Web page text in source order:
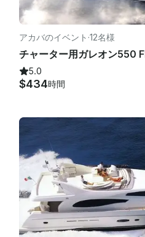
アカバのイベント ·12名様
5.0
$434時間